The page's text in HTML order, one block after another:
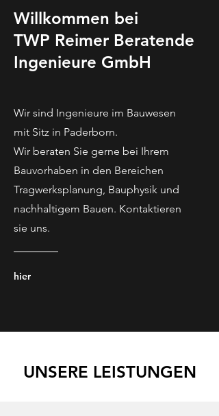
Willkommen bei
TWP Reimer Beratende
Ingenieure GmbH
Wir sind Ingenieure im Bauwesen
mit Sitz in Paderborn.
Wir beraten Sie gerne bei Ihrem
Bauvorhaben in den Bereichen
Tragwerksplanung, Bauphysik und
nachhaltigem Bauen. Kontaktieren
sie uns.
hier
UNSERE LEISTUNGEN